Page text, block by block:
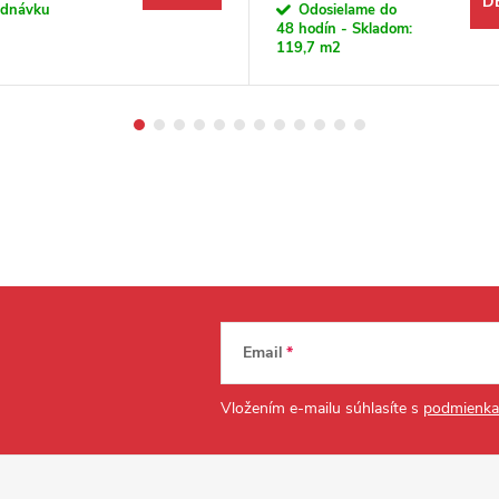
Odosielame do
48 hodín - Skladom:
119,7 m2
Email
Vložením e-mailu súhlasíte s